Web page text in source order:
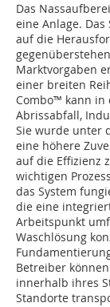
Das
eine Anlage.
auf die
Marktvorgaben
einer breiten
Combo™ kann in
Abrissabfall,
Sie wurde unter
eine höhere
auf die Effizienz
wichtigen
das System
die eine
Arbeitspunkt
Waschlösung
Betreiber
innerhalb ihres
Standorte